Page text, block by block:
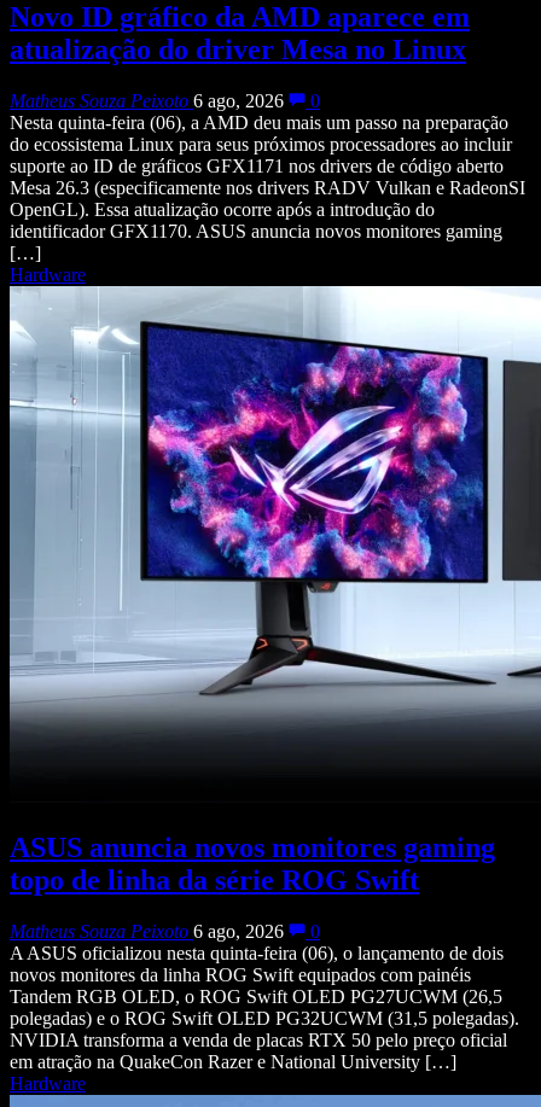
Novo ID gráfico da AMD aparece em
atualização do driver Mesa no Linux
Matheus Souza Peixoto 6 ago, 2026
0
Nesta quinta-feira (06), a AMD deu mais um passo na preparação
do ecossistema Linux para seus próximos processadores ao incluir
suporte ao ID de gráficos GFX1171 nos drivers de código aberto
Mesa 26.3 (especificamente nos drivers RADV Vulkan e RadeonSI
OpenGL). Essa atualização ocorre após a introdução do
identificador GFX1170. ASUS anuncia novos monitores gaming
[…]
Hardware
ASUS anuncia novos monitores gaming
topo de linha da série ROG Swift
Matheus Souza Peixoto 6 ago, 2026
0
A ASUS oficializou nesta quinta-feira (06), o lançamento de dois
novos monitores da linha ROG Swift equipados com painéis
Tandem RGB OLED, o ROG Swift OLED PG27UCWM (26,5
polegadas) e o ROG Swift OLED PG32UCWM (31,5 polegadas).
NVIDIA transforma a venda de placas RTX 50 pelo preço oficial
em atração na QuakeCon Razer e National University […]
Hardware